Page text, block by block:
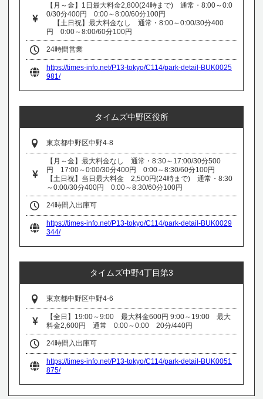
【月～金】1日最大料金2,800(24時まで) 通常・8:00～0:0
0/30分400円 0:00～8:00/60分100円
【土日祝】最大料金なし 通常・8:00～0:00/30分400
円 0:00～8:00/60分100円
24時間営業
https://times-info.net/P13-tokyo/C114/park-detail-BUK0025
981/
タイムズ中野区役所
東京都中野区中野4-8
【月～金】最大料金なし 通常・8:30～17:00/30分500
円 17:00～0:00/30分400円 0:00～8:30/60分100円
【土日祝】当日最大料金 2,500円(24時まで) 通常・8:30
～0:00/30分400円 0:00～8:30/60分100円
24時間入出庫可
https://times-info.net/P13-tokyo/C114/park-detail-BUK0029
344/
タイムズ中野4丁目第3
東京都中野区中野4-6
【全日】19:00～9:00 最大料金600円 9:00～19:00 最大
料金2,600円 通常 0:00～0:00 20分/440円
24時間入出庫可
https://times-info.net/P13-tokyo/C114/park-detail-BUK0051
875/